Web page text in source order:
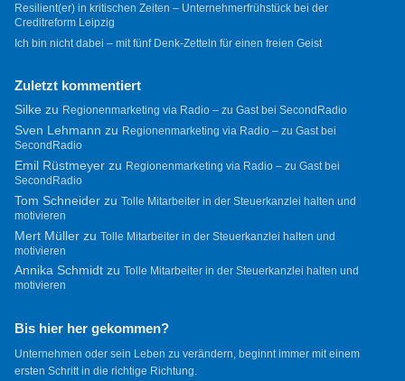
Resilient(er) in kritischen Zeiten – Unternehmerfrühstück bei der
Creditreform Leipzig
Ich bin nicht dabei – mit fünf Denk-Zetteln für einen freien Geist
Zuletzt kommentiert
Silkezu Regionenmarketing via Radio – zu Gast bei SecondRadio
Sven Lehmann zu Regionenmarketing via Radio – zu Gast bei
SecondRadio
Emil Rüstmeyerzu Regionenmarketing via Radio – zu Gast bei
SecondRadio
Tom Schneiderzu Tolle Mitarbeiter in der Steuerkanzlei halten und
motivieren
Mert Müllerzu Tolle Mitarbeiter in der Steuerkanzlei halten und
motivieren
Annika Schmidtzu Tolle Mitarbeiter in der Steuerkanzlei halten und
motivieren
Bis hier her gekommen?
Unternehmen oder sein Leben zu verändern, beginnt immer mit einem
ersten Schritt in die richtige Richtung.